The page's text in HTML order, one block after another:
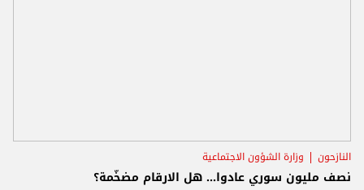
النازحون وزارة الشؤون الاجتماعية
نصف مليون سوري عادوا... هل الارقام مضخّمة؟